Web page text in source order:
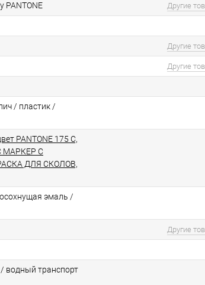
PANTONE Другие
Другие
Другие
/ пластик /
PANTONE 175 C,
МАРКЕР С
ДЛЯ СКОЛОВ,
эмаль /
Другие
/ водный транспорт